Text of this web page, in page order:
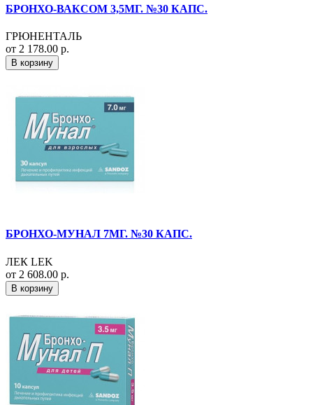
БРОНХО-ВАКСОМ 3,5МГ. №30 КАПС.
ГРЮНЕНТАЛЬ
от 2 178.00 р.
В корзину
БРОНХО-МУНАЛ 7МГ. №30 КАПС.
ЛЕК LEK
от 2 608.00 р.
В корзину